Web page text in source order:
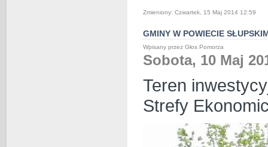
Zmieniony: Czwartek, 15 Maj 2014 12:59
GMINY W POWIECIE
Wpisany przez Głos Pomorza
Sobota, 10 Maj
Teren
Strefy